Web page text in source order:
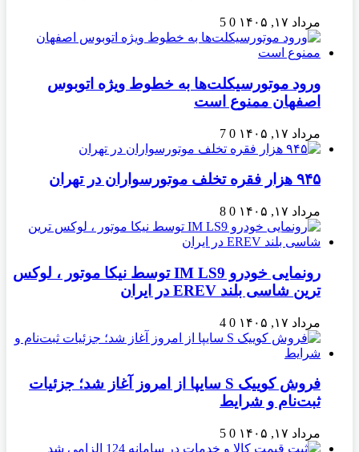
مرداد ۱۷, ۱۴۰۵ 0
5
ورود موتورسیکلت‌ها به خطوط ویژه اتوبوس
اصفهان ممنوع است
مرداد ۱۷, ۱۴۰۵ 0
7
۹۴۵ هزار فقره تخلف موتورسواران در تهران
مرداد ۱۷, ۱۴۰۵ 0
8
رونمایی خودرو IM LS9 توسط نیکا موتور ، لوکس
ترین شاسی بلند EREV در ایران
مرداد ۱۷, ۱۴۰۵ 0
4
فروش کوییک S سایپا از امروز آغاز شد؛ جزئیات
ثبت‌نام و شرایط
مرداد ۱۷, ۱۴۰۵ 0
5